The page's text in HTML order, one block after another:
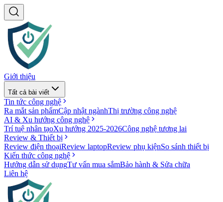
Giới thiệu
Tất cả bài viết
Tin tức công nghệ
Ra mắt sản phẩmCập nhật ngànhThị trường công nghệ
AI & Xu hướng công nghệ
Trí tuệ nhân tạoXu hướng 2025-2026Công nghệ tương lai
Review & Thiết bị
Review điện thoạiReview laptopReview phụ kiệnSo sánh thiết bị
Kiến thức công nghệ
Hướng dẫn sử dụngTư vấn mua sắmBảo hành & Sửa chữa
Liên hệ